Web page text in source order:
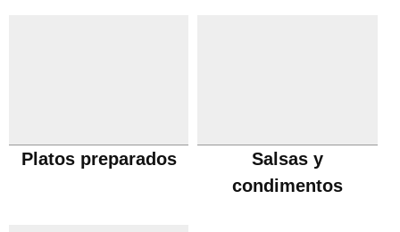
Platos preparados
Salsas y
condimentos